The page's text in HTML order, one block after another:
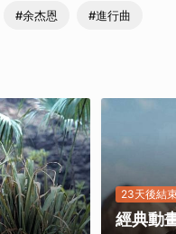
#余杰恩 #進行曲
23天後結
經典動